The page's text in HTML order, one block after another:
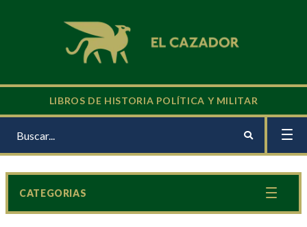
LIBROS DE HISTORIA POLÍTICA Y MILITAR
CATEGORIAS